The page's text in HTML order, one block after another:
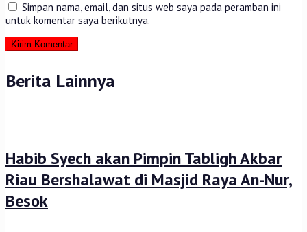
Simpan nama, email, dan situs web saya pada peramban ini
untuk komentar saya berikutnya.
Berita Lainnya
Habib Syech akan Pimpin Tabligh Akbar
Riau Bershalawat di Masjid Raya An-Nur,
Besok